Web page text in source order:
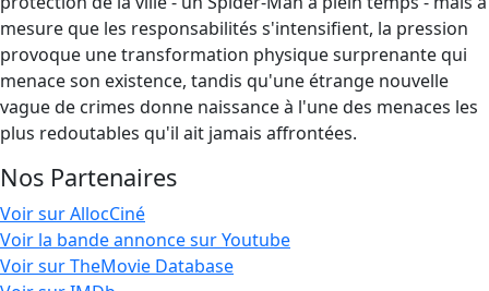
mesure que les responsabilités s'intensifient, la pression
provoque une transformation physique surprenante qui
menace son existence, tandis qu'une étrange nouvelle
vague de crimes donne naissance à l'une des menaces les
plus redoutables qu'il ait jamais affrontées.
Nos Partenaires
Voir sur AllocCiné
Voir la bande annonce sur Youtube
Voir sur TheMovie Database